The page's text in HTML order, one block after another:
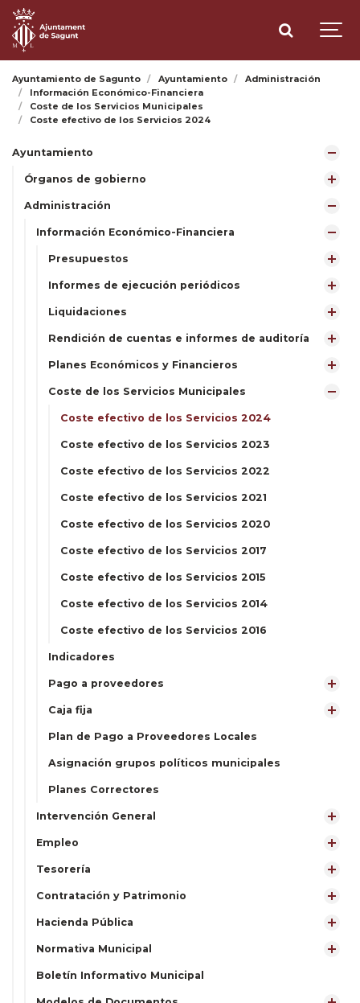
Ayuntamiento de Sagunto Ayuntamiento
Administración
Información Económico-Financiera
Coste de los Servicios Municipales
Coste efectivo de los Servicios 2024
Ayuntamiento
Órganos de gobierno
Administración
Información Económico-Financiera
Presupuestos
Informes de ejecución periódicos
Liquidaciones
Rendición de cuentas e informes de auditoría
Planes Económicos y Financieros
Coste de los Servicios Municipales
Coste efectivo de los Servicios 2024
Coste efectivo de los Servicios 2023
Coste efectivo de los Servicios 2022
Coste efectivo de los Servicios 2021
Coste efectivo de los Servicios 2020
Coste efectivo de los Servicios 2017
Coste efectivo de los Servicios 2015
Coste efectivo de los Servicios 2014
Coste efectivo de los Servicios 2016
Indicadores
Pago a proveedores
Caja fija
Plan de Pago a Proveedores Locales
Asignación grupos políticos municipales
Planes Correctores
Intervención General
Empleo
Tesorería
Contratación y Patrimonio
Hacienda Pública
Normativa Municipal
Boletín Informativo Municipal